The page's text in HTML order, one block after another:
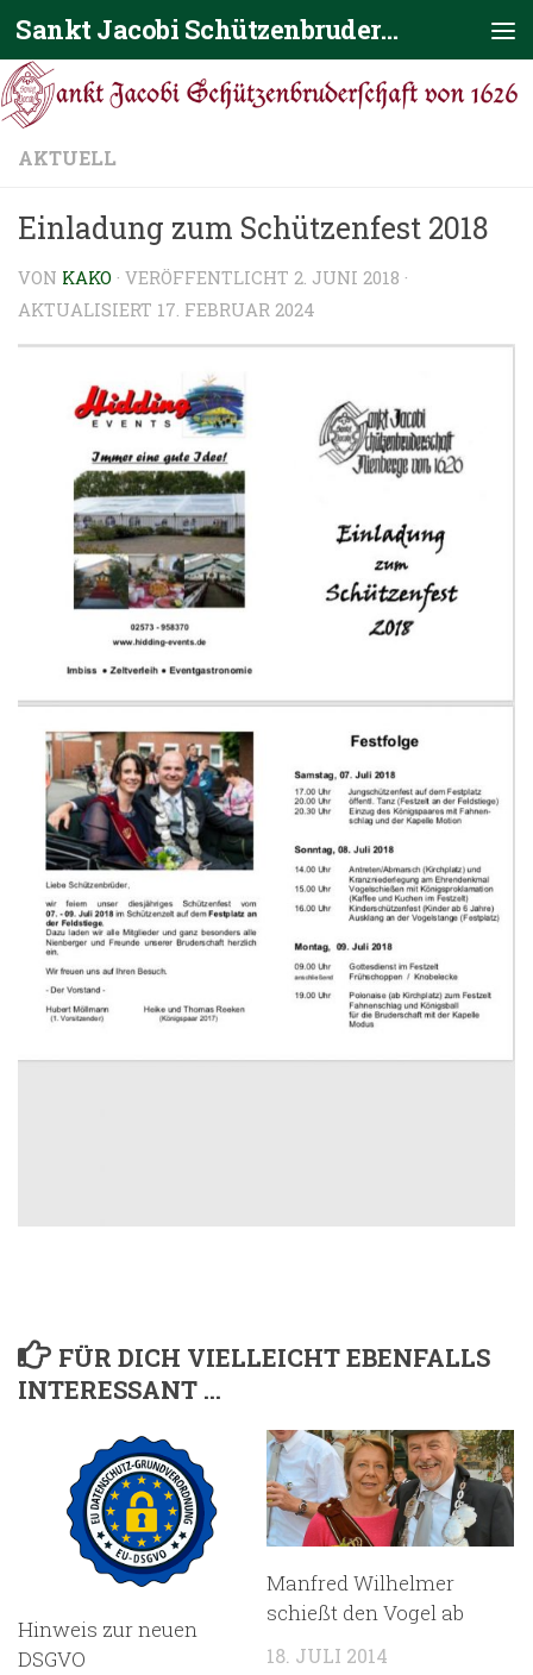
Zum Inhalt springen Sankt Jacobi Schützenbruderschaft von 1626
AKTUELL
Einladung zum Schützenfest 2018
VON KAKO · VERÖFFENTLICHT 2. JUNI 2018 ·
AKTUALISIERT 17. FEBRUAR 2024
FÜR DICH VIELLEICHT EBENFALLS
INTERESSANT …
Hinweis zur neuen
DSGVO
Manfred Wilhelmer
schießt den Vogel ab
18. JULI 2014